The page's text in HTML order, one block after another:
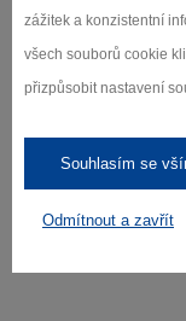
zážitek a konzistentní
všech souborů cookie
přizpůsobit nastavení
Souhlasím se
Odmítnout a zavřít